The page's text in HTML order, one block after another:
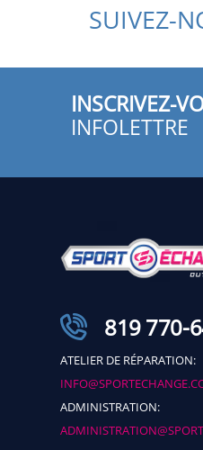
SUIVEZ-
INSCRIVEZ-
INFOLETTRE
819 770-
ATELIER DE RÉPARATION:
ADMINISTRATION: